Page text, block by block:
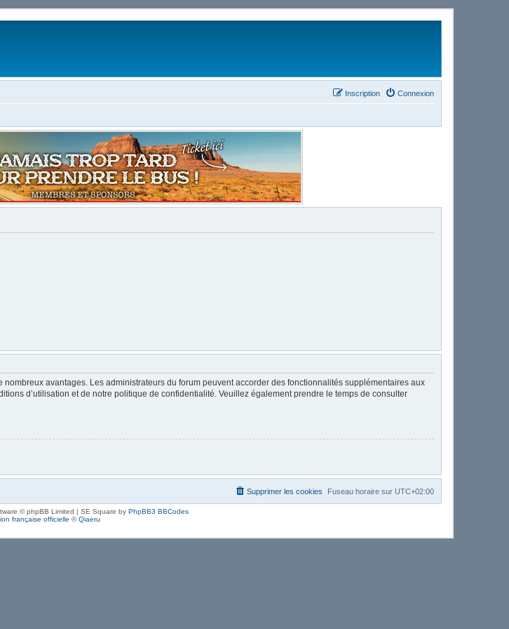
Connexion
Inscription
avantages. Les administrateurs du forum peuvent accorder des fonctionnalités supplémentaires aux
d’utilisation et de notre politique de confidentialité. Veuillez également prendre le temps de consulter
Fuseau horaire sur UTC+02:00
Supprimer les cookies
© phpBB Limited | SE Square by PhpBB3 BBCodes
française officielle ©Qiaeru